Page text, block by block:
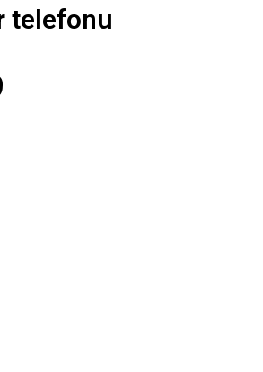
telefonu